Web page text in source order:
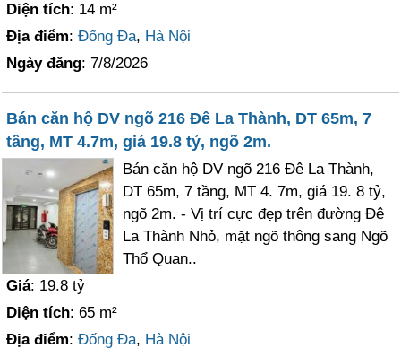
Diện tích: 14 m²
Địa điểm:Đống Đa, Hà Nội
Ngày đăng: 7/8/2026
Bán căn hộ DV ngõ 216 Đê La Thành, DT 65m, 7
tầng, MT 4.7m, giá 19.8 tỷ, ngõ 2m.
Bán căn hộ DV ngõ 216 Đê La Thành,
DT 65m, 7 tầng, MT 4. 7m, giá 19. 8 tỷ,
ngõ 2m. - Vị trí cực đẹp trên đường Đê
La Thành Nhỏ, mặt ngõ thông sang Ngõ
Thổ Quan..
Giá: 19.8 tỷ
Diện tích: 65 m²
Địa điểm:Đống Đa, Hà Nội